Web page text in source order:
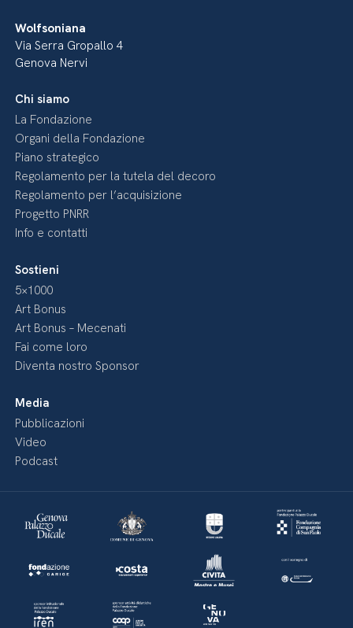
Wolfsoniana
Via Serra Gropallo 4
Genova Nervi
Chi siamo
La Fondazione
Organi della Fondazione
Piano strategico
Regolamento per la tutela del decoro
Regolamento per l’acquisizione
Progetto PNRR
Info e contatti
Sostieni
5×1000
Art Bonus
Art Bonus – Mecenati
Fai come loro
Diventa nostro Sponsor
Media
Pubblicazioni
Video
Podcast